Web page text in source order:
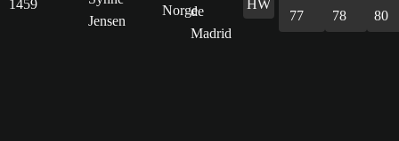
1459
Jensen
HW
77
78
80